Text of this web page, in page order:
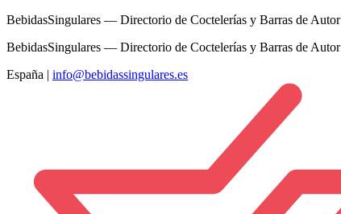
BebidasSingulares — Directorio de Coctelerías y Barras de Autor
BebidasSingulares — Directorio de Coctelerías y Barras de Autor
España | info@bebidassingulares.es